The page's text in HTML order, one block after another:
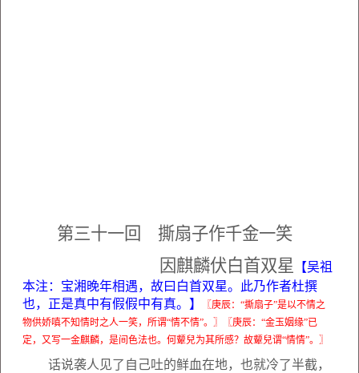
第三十一回 撕扇子作千金一笑
因麒麟伏白首双星 【吴祖
本注：宝湘晚年相遇，故曰白首双星。此乃作者杜撰
也，正是真中有假假中有真。】
〖庚辰：“撕扇子”是以不情之
物供娇嗔不知情时之人一笑，所谓“情不情”。〗〖庚辰：“金玉姻缘”已
定，又写一金麒麟，是间色法也。何颦兒为其所感？故颦兒谓“情情”。〗
话说袭人见了自己吐的鲜血在地，也就冷了半截，